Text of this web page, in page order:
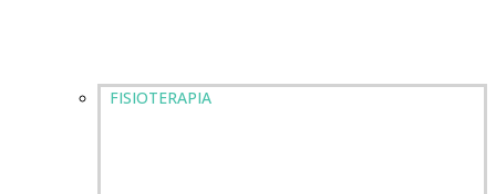
FISIOTERAPIA